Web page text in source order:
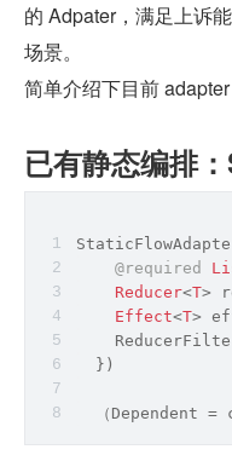
的 Adpater，满足上诉
场景。
简单介绍下目前
已有静态编排
@required
Reducer<T>
Effect<T>
  })
（Dependent =